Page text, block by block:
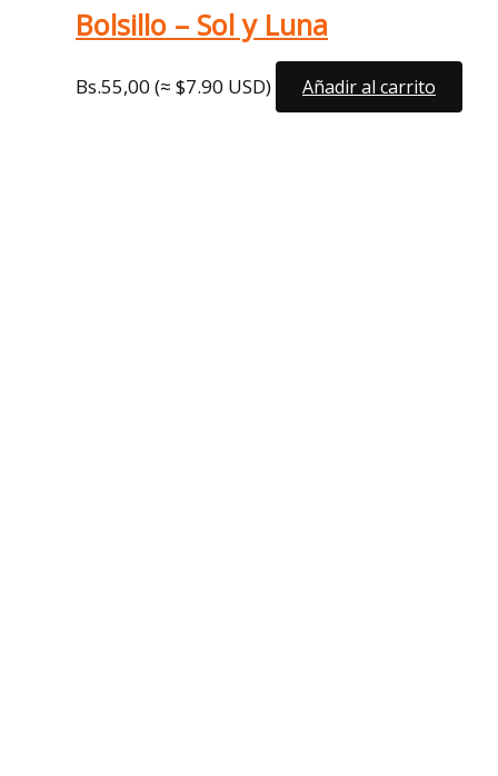
Bolsillo – Sol y Luna
Bs.55,00 (≈ $7.90 USD) Añadir al carrito